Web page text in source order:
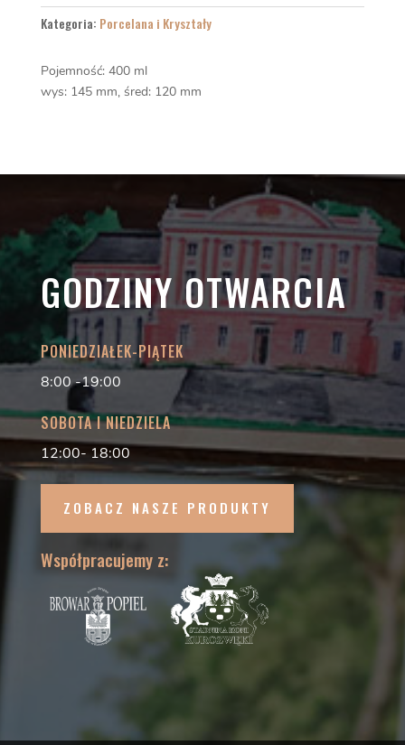
Kategoria: Porcelana i Kryształy
Pojemność: 400 ml
wys: 145 mm, śred: 120 mm
GODZINY OTWARCIA
PONIEDZIAŁEK-PIĄTEK
8:00 -19:00
SOBOTA I NIEDZIELA
12:00- 18:00
ZOBACZ NASZE PRODUKTY
Współpracujemy z: